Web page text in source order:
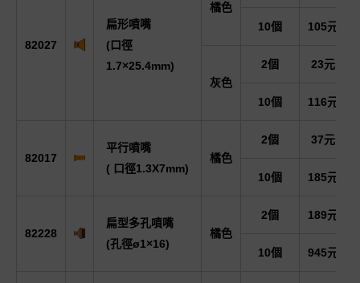
82027
扁形噴嘴
(口徑
1.7×25.4mm)
橘色
10個 105元
灰色
2個 23元
10個 116元
82017
平行噴嘴
( 口徑1.3X7mm)
橘色
2個 37元
10個 185元
82228
扁型多孔噴嘴
(孔徑ø1×16)
橘色
2個 189元
10個 945元